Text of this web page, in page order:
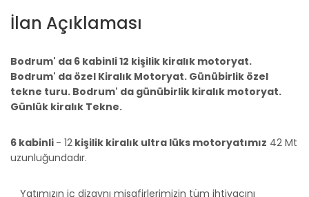
İlan Açıklaması
Bodrum' da 6 kabinli 12 kişilik kiralık motoryat.
Bodrum' da özel Kiralık Motoryat. Günübirlik özel
tekne turu. Bodrum' da günübirlik kiralık motoryat.
Günlük kiralık Tekne.
6 kabinli - 12 kişilik kiralık ultra lüks motoryatımız 42 Mt
uzunluğundadır.
Yatımızın iç dizaynı misafirlerimizin tüm ihtiyacını